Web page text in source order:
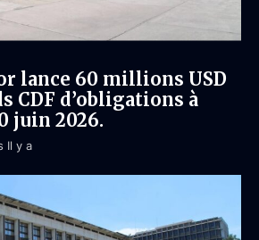
lance 60 millions USD
CDF d’obligations à
juin 2026.
Il y a